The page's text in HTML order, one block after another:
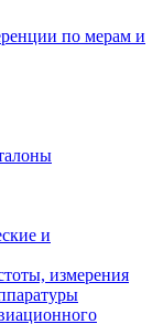
по мерам и
и
измерения